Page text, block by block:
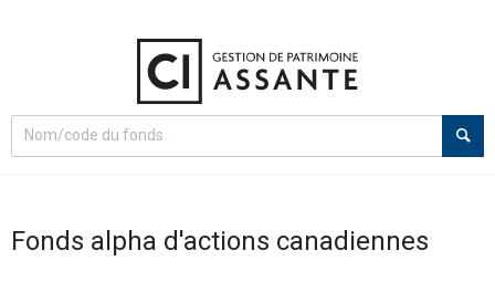
Select
Recherche
Fonds alpha d'actions canadiennes